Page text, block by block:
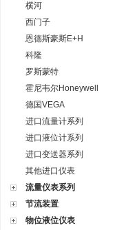
横河
西门子
恩德斯豪斯E+H
科隆
罗斯蒙特
霍尼韦尔Honeywell
德国VEGA
进口流量计系列
进口液位计系列
进口变送器系列
其他进口仪表
流量仪表系列
节流装置
物位液位仪表